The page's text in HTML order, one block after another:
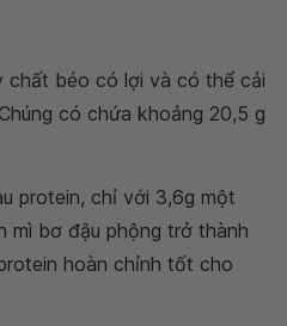
chất béo có lợi và có thể cải
có chứa khoảng 20,5 g
protein, chỉ với 3,6g một
mì bơ đậu phộng trở thành
hoàn chỉnh tốt cho